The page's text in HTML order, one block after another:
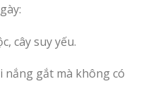
cây suy yếu.
nắng gắt mà không có